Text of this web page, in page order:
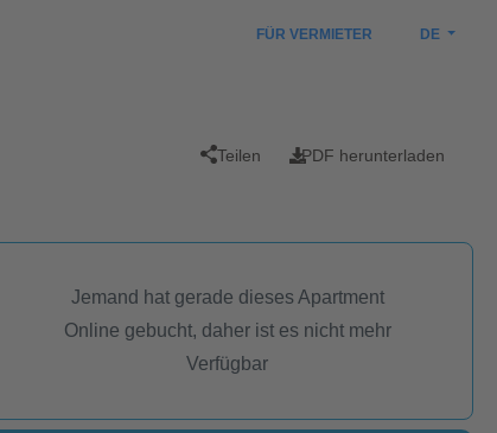
FÜR VERMIETER DE
Teilen PDF herunterladen
Jemand hat gerade dieses Apartment
Online gebucht, daher ist es nicht mehr
Verfügbar